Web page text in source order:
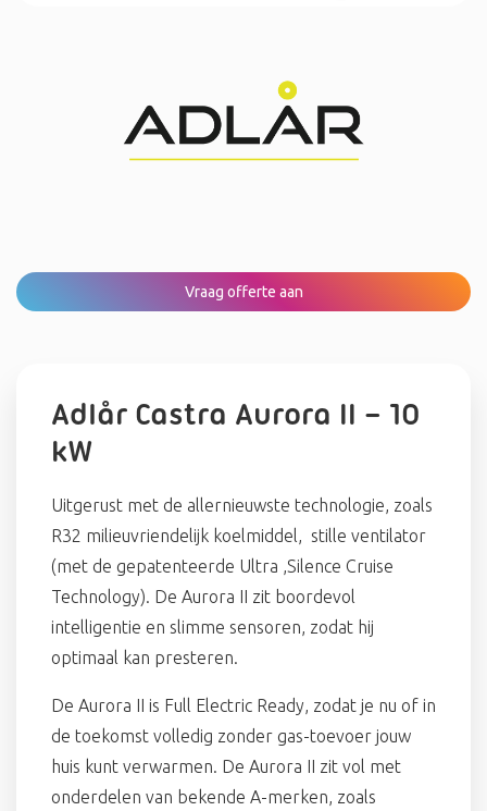
Vraag offerte aan
Adlår Castra Aurora II – 10
kW
Uitgerust met de allernieuwste technologie, zoals
R32 milieuvriendelijk koelmiddel, stille ventilator
(met de gepatenteerde Ultra ,Silence Cruise
Technology). De Aurora II zit boordevol
intelligentie en slimme sensoren, zodat hij
optimaal kan presteren.
De Aurora II is Full Electric Ready, zodat je nu of in
de toekomst volledig zonder gas-toevoer jouw
huis kunt verwarmen. De Aurora II zit vol met
onderdelen van bekende A-merken, zoals